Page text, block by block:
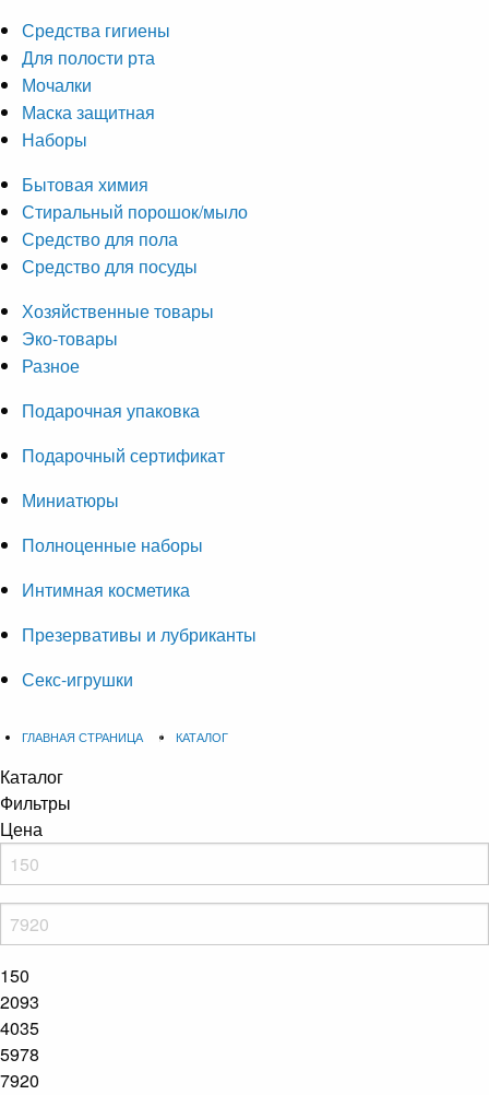
Средства гигиены
Для полости рта
Мочалки
Маска защитная
Наборы
Бытовая химия
Стиральный порошок/мыло
Средство для пола
Средство для посуды
Хозяйственные товары
Эко-товары
Разное
Подарочная упаковка
Подарочный сертификат
Миниатюры
Полноценные наборы
Интимная косметика
Презервативы и лубриканты
Секс-игрушки
ГЛАВНАЯ СТРАНИЦА КАТАЛОГ
Каталог
Фильтры
Цена
150
2093
4035
5978
7920